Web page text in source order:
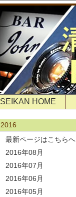
SEIKAN HOME
2016
最新ページはこちらへ
2016年08月
2016年07月
2016年06月
2016年05月